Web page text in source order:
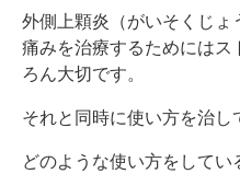
外側上顆炎（がいそくじ
痛みを治療するためにはス
ろん大切です。
それと同時に使い方を治し
どのような使い方をして